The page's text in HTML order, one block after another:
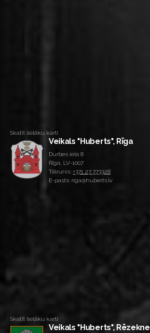
Skatīt lielāku karti
Veikals "Huberts", Rīga
Durbes iela 8
Rīga, LV-1007
Tālrunis: +371 27 773328
E-pasts: riga@huberts.lv
Skatīt lielāku karti
Veikals "Huberts", Rēzekne